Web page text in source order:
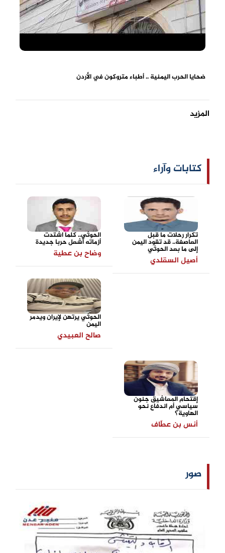
ضحايا الحرب اليمنية .. أطباء متروكون في الأردن
المزيد
كتابات وآراء
تكرار رحلات ما قبل
العاصفة.. قد تقود اليمن
إلى ما بعد الحوثي
أصيل السقلدي
الحوثي.. كلما اشتدت
أزماته أشعل حربا جديدة
وضاح بن عطية
الحوثي يرتهن لإيران ويدمر
اليمن
صالح العبيدي
إقتحام المعاشيق جنون
سياسي أم اندفاع نحو
الهاوية؟
أنس بن عطّاف
صور